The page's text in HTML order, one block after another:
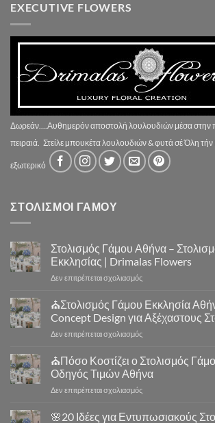
EXECUTIVE FLOWERS
Δωρεάν....Αυθημερόν αποστολή λουλουδιών μέσα στην
πειραιά. Στείλε μπουκέτα λουλουδιών & φυτά σέ Όλη
εξωτερικό
ΣΤΟΛΙΣΜΟΙ ΓΑΜΟΥ
Στολισμός Γάμου Αθήνα –
Εκκλησίας | Drimalas Flowers
Δεν επιτρέπεται σχολιασμόςστο
Γάμου
Αθήνα
–
Στολισμός
Εκκλησίας
|
Flowers
⛪Στολισμός Γάμου Εκκλησία
Concept Design για Αξέχαστους
Δεν επιτρέπεται σχολιασμόςστο
Στολισμός
Εκκλησία
Αθήνα
10
⛪Πόσο Κοστίζει ο Στολισμός
Οδηγός Τιμών Αθήνα
Δεν επιτρέπεται σχολιασμόςστο
🌸20 Ιδέες για Εντυπωσιακούς